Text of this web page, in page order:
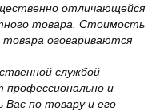
отличающейся
товара. Стоимость
товара оговариваются
службой
и
по товару и его